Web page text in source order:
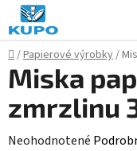
Prejsť
na
obsah
Domov
/Papierové výrobky/
Miska
zmrzlinu
Priemerné
Neohodnotené